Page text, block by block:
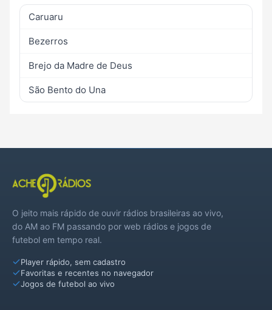
Caruaru
Bezerros
Brejo da Madre de Deus
São Bento do Una
O jeito mais rápido de ouvir rádios brasileiras ao vivo,
do AM ao FM passando por web rádios e jogos de
futebol em tempo real.
Player rápido, sem cadastro
Favoritas e recentes no navegador
Jogos de futebol ao vivo